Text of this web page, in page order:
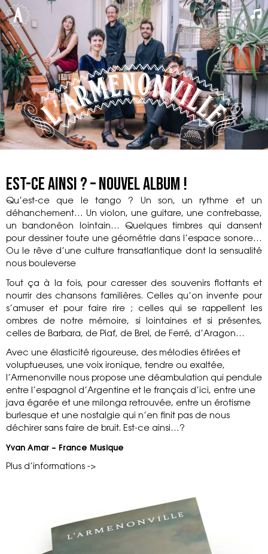
Aller
au
contenu
Main
Menu
Est-ce ainsi ? – Nouvel album !
Qu’est-ce que le tango ? Un son, un rythme et un
déhanchement… Un violon, une guitare, une contrebasse,
un bandonéon lointain… Quelques timbres qui dansent
pour dessiner toute une géométrie dans l’espace sonore…
Ou le rêve d’une culture transatlantique dont la sensualité
nous bouleverse
Tout ça à la fois, pour caresser des souvenirs flottants et
nourrir des chansons familières. Celles qu’on invente pour
s’amuser et pour faire rire ; celles qui se rappellent les
ombres de notre mémoire, si lointaines et si présentes,
celles de Barbara, de Piaf, de Brel, de Ferré, d’Aragon…
Avec une élasticité rigoureuse, des mélodies étirées et
voluptueuses, une voix ironique, tendre ou exaltée,
l’Armenonville nous propose une déambulation qui pendule
entre l’espagnol d’Argentine et le français d’ici, entre une
java égarée et une milonga retrouvée, entre un érotisme
burlesque et une nostalgie qui n’en finit pas de nous
déchirer sans faire de bruit. Est-ce ainsi…?
Yvan Amar – France Musique
Plus d’informations ->